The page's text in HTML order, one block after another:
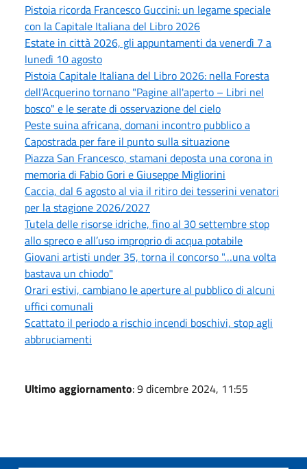
Pistoia ricorda Francesco Guccini: un legame speciale
con la Capitale Italiana del Libro 2026
Estate in città 2026, gli appuntamenti da venerdì 7 a
lunedì 10 agosto
Pistoia Capitale Italiana del Libro 2026: nella Foresta
dell'Acquerino tornano "Pagine all'aperto – Libri nel
bosco" e le serate di osservazione del cielo
Peste suina africana, domani incontro pubblico a
Capostrada per fare il punto sulla situazione
Piazza San Francesco, stamani deposta una corona in
memoria di Fabio Gori e Giuseppe Migliorini
Caccia, dal 6 agosto al via il ritiro dei tesserini venatori
per la stagione 2026/2027
Tutela delle risorse idriche, fino al 30 settembre stop
allo spreco e all’uso improprio di acqua potabile
Giovani artisti under 35, torna il concorso "…una volta
bastava un chiodo"
Orari estivi, cambiano le aperture al pubblico di alcuni
uffici comunali
Scattato il periodo a rischio incendi boschivi, stop agli
abbruciamenti
Ultimo aggiornamento: 9 dicembre 2024, 11:55